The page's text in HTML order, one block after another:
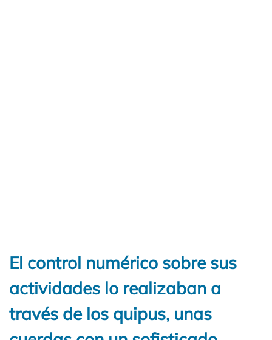
El control numérico sobre sus
actividades lo realizaban a
través de los quipus, unas